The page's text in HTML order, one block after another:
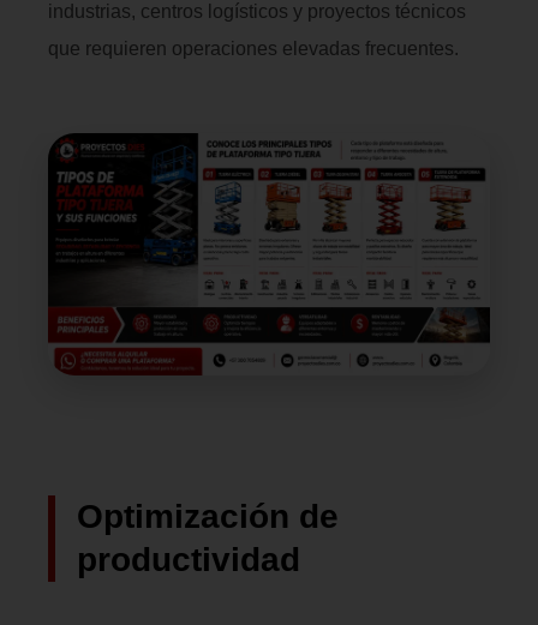
industrias, centros logísticos y proyectos técnicos
que requieren operaciones elevadas frecuentes.
Optimización de
productividad